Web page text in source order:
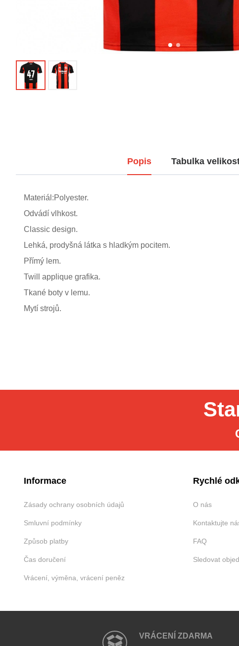
Popis Tabulka
Materiál:Polyester.
Odvádí vlhkost.
Classic design.
Lehká, prodyšná látka s hladkým pocitem.
Přímý lem.
Twill applique grafika.
Tkané boty v lemu.
Mytí strojů.
Informace
Zásady ochrany osobních údajů
Smluvní podmínky
Způsob platby
Čas doručení
Vrácení, výměna, vrácení peněz
Rychlé
O nás
Kontaktujte
FAQ
Sledovat
VRÁCENÍ ZDARMA